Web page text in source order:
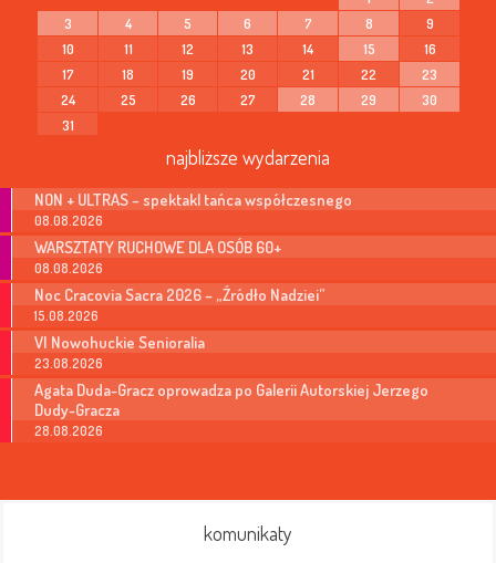
3
4 5 6 7 8
9
10
11 12 13 14 15
16
17
18 19 20 21 22
23
24
25 26 27 28 29
30
31
najbliższe wydarzenia
NON + ULTRAS – spektakl tańca współczesnego
08.08.2026
WARSZTATY RUCHOWE DLA OSÓB 60+
08.08.2026
Noc Cracovia Sacra 2026 – „Źródło Nadziei”
15.08.2026
VI Nowohuckie Senioralia
23.08.2026
Agata Duda-Gracz oprowadza po Galerii Autorskiej Jerzego
Dudy-Gracza
28.08.2026
komunikaty